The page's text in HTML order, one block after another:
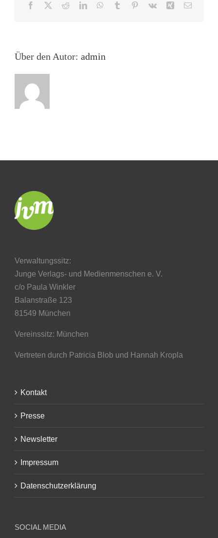
Facebook RedditLinkedInWhatsApp
Tumblr Pinterest
Vk Xing E-
Über den Autor: admin
Verwaltungssitz:
Junge Verlags- und Medienmenschen e. V.
c/o Paula Winkler
Balanstraße 123
81549 München
Vereinssitz: München
Vertreten durch Patricia Blob und Hannah Kropla
Kontakt
Presse
Newsletter
Impressum
Datenschutzerklärung
SOCIAL MEDIA